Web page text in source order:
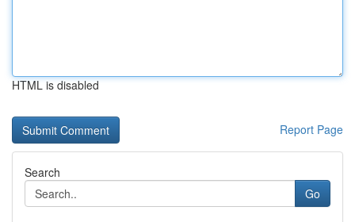
HTML is disabled
Report Page
Search
Go